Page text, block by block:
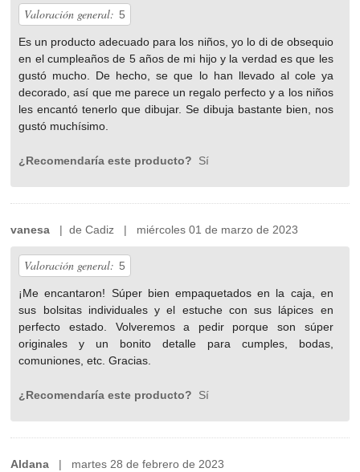
Valoración general: 5
Es un producto adecuado para los niños, yo lo di de obsequio
en el cumpleaños de 5 años de mi hijo y la verdad es que les
gustó mucho. De hecho, se que lo han llevado al cole ya
decorado, así que me parece un regalo perfecto y a los niños
les encantó tenerlo que dibujar. Se dibuja bastante bien, nos
gustó muchísimo.
¿Recomendaría este producto? Sí
vanesa | de Cadiz | miércoles 01 de marzo de 2023
Valoración general: 5
¡Me encantaron! Súper bien empaquetados en la caja, en
sus bolsitas individuales y el estuche con sus lápices en
perfecto estado. Volveremos a pedir porque son súper
originales y un bonito detalle para cumples, bodas,
comuniones, etc. Gracias.
¿Recomendaría este producto? Sí
Aldana | martes 28 de febrero de 2023